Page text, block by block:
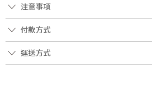
注意事項
付款方式
運送方式